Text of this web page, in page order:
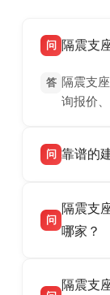
问 隔震支
答 隔震支
询报价
问 靠谱的
震支座
HDR 高
话：
问
隔震支
哪家？
产厂家
隔震支